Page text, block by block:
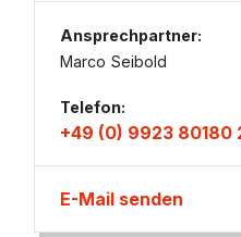
Ansprechpartner:
Marco Seibold
Telefon:
+49 (0) 9923 80180
E-Mail senden